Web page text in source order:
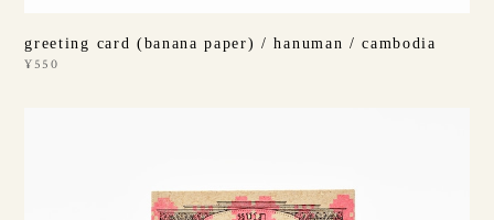
greeting card (banana paper) / hanuman / cambodia
¥550